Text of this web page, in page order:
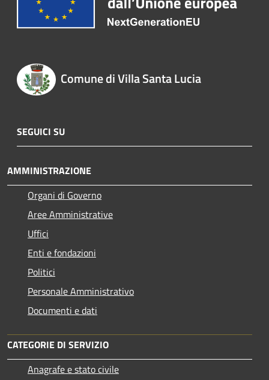
Comune di Villa Santa Lucia
SEGUICI SU
AMMINISTRAZIONE
Organi di Governo
Aree Amministrative
Uffici
Enti e fondazioni
Politici
Personale Amministrativo
Documenti e dati
CATEGORIE DI SERVIZIO
Anagrafe e stato civile